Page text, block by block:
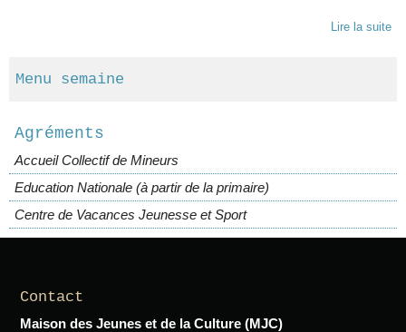
Lire la suite
Menu semaine
Agréments
Accueil Collectif de Mineurs
Education Nationale (à partir de la primaire)
Centre de Vacances Jeunesse et Sport
Contact
Maison des Jeunes et de la Culture (MJC)